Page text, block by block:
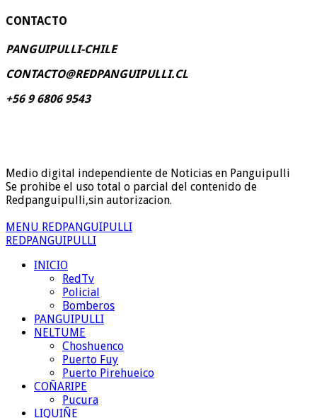
CONTACTO
PANGUIPULLI-CHILE
CONTACTO@REDPANGUIPULLI.CL
+56 9 6806 9543
Medio digital independiente de Noticias en Panguipulli
Se prohibe el uso total o parcial del contenido de
Redpanguipulli,sin autorizacion.
MENU REDPANGUIPULLI
REDPANGUIPULLI
INICIO
RedTv
Policial
Bomberos
PANGUIPULLI
NELTUME
Choshuenco
Puerto Fuy
Puerto Pirehueico
COÑARIPE
Pucura
LIQUIÑE